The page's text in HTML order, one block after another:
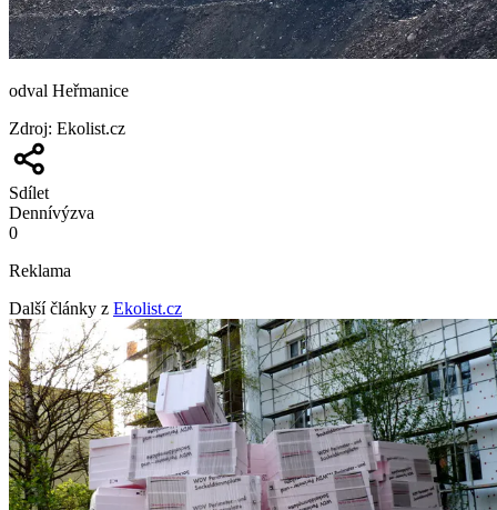
odval Heřmanice
Zdroj: Ekolist.cz
Sdílet
Dennívýzva
0
Reklama
Další články z Ekolist.cz